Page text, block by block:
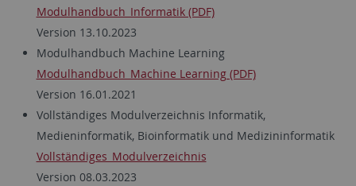
Modulhandbuch_Informatik (PDF)
Version 13.10.2023
Modulhandbuch Machine Learning
Modulhandbuch_Machine Learning (PDF)
Version 16.01.2021
Vollständiges Modulverzeichnis Informatik,
Medieninformatik, Bioinformatik und Medizininformatik
Vollständiges_Modulverzeichnis
Version 08.03.2023